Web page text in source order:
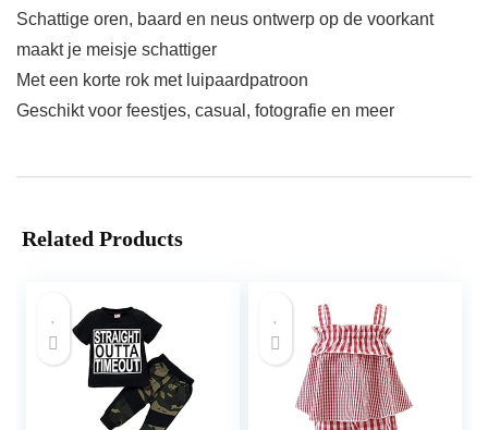
Schattige oren, baard en neus ontwerp op de voorkant
maakt je meisje schattiger
Met een korte rok met luipaardpatroon
Geschikt voor feestjes, casual, fotografie en meer
Related Products